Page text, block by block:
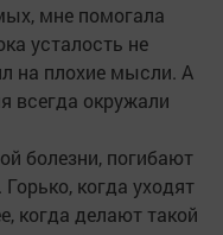
мне помогала
усталость не
на плохие мысли. А
всегда окружали
болезни, погибают
когда уходят
когда делают такой